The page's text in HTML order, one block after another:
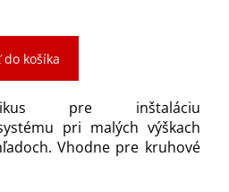
do košíka
pre inštaláciu
pri malých výškach
Vhodne pre kruhové